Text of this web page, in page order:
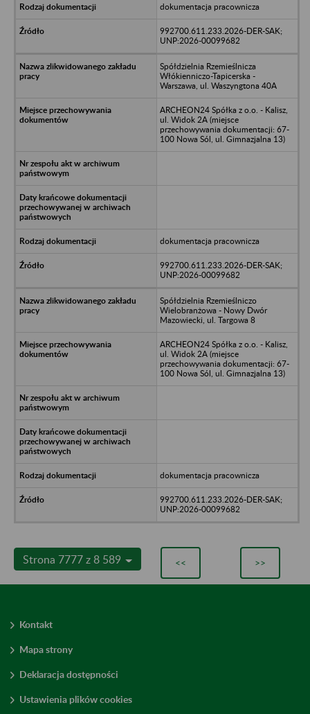
dokumentacja pracownicza
992700.611.233.2026-DER-SAK;
UNP:2026-00099682
Spółdzielnia Rzemieślnicza
Włókienniczo-Tapicerska -
Warszawa, ul. Waszyngtona 40A
ARCHEON24 Spółka z o.o. - Kalisz,
ul. Widok 2A (miejsce
przechowywania dokumentacji: 67-
100 Nowa Sól, ul. Gimnazjalna 13)
dokumentacja pracownicza
992700.611.233.2026-DER-SAK;
UNP:2026-00099682
Spółdzielnia Rzemieślniczo
Wielobranżowa - Nowy Dwór
Mazowiecki, ul. Targowa 8
ARCHEON24 Spółka z o.o. - Kalisz,
ul. Widok 2A (miejsce
przechowywania dokumentacji: 67-
100 Nowa Sól, ul. Gimnazjalna 13)
dokumentacja pracownicza
992700.611.233.2026-DER-SAK;
UNP:2026-00099682
Strona 7777 z 8 589 << >>
Kontakt
Mapa strony
Deklaracja dostępności
Ustawienia plików cookies